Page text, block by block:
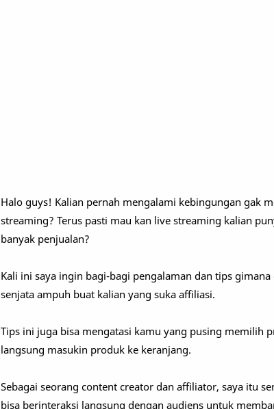
Halo guys! Kalian pernah mengalami kebingungan gak
streaming? Terus pasti mau kan live streaming kalian
banyak penjualan?
Kali ini saya ingin bagi-bagi pengalaman dan tips
senjata ampuh buat kalian yang suka affiliasi.
Tips ini juga bisa mengatasi kamu yang pusing memilih
langsung masukin produk ke keranjang.
Sebagai seorang content creator dan affiliator, saya itu
bisa berinteraksi langsung dengan audiens untuk